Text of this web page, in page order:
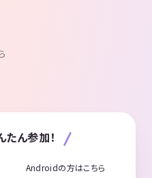
ん参加！
Androidの方はこちら